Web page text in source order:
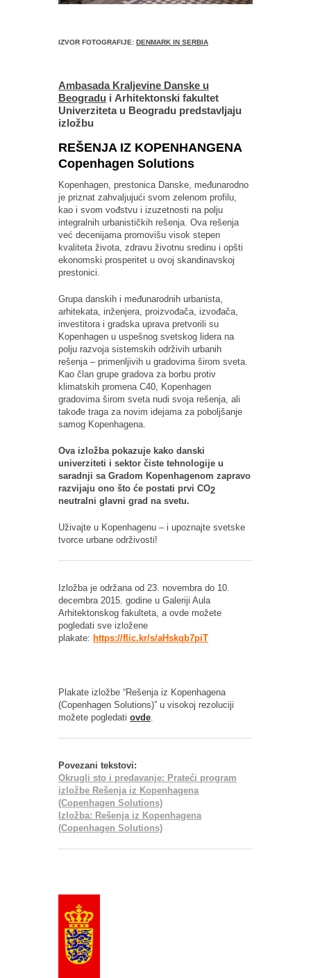
IZVOR FOTOGRAFIJE: DENMARK IN SERBIA
Ambasada Kraljevine Danske u
Beogradu i Arhitektonski fakultet
Univerziteta u Beogradu predstavljaju
izložbu
REŠENJA IZ KOPENHANGENA
Copenhagen Solutions
Kopenhagen, prestonica Danske, međunarodno
je priznat zahvaljujući svom zelenom profilu,
kao i svom vođstvu i izuzetnosti na polju
integralnih urbanističkih rešenja. Ova rešenja
već decenijama promovišu visok stepen
kvaliteta života, zdravu životnu sredinu i opšti
ekonomski prosperitet u ovoj skandinavskoj
prestonici.
Grupa danskih i međunarodnih urbanista,
arhitekata, inženjera, proizvođača, izvođača,
investitora i gradska uprava pretvorili su
Kopenhagen u uspešnog svetskog lidera na
polju razvoja sistemskih održivih urbanih
rešenja – primenljivih u gradovima širom sveta.
Kao član grupe gradova za borbu protiv
klimatskih promena C40, Kopenhagen
gradovima širom sveta nudi svoja rešenja, ali
takođe traga za novim idejama za poboljšanje
samog Kopenhagena.
Ova izložba pokazuje kako danski
univerziteti i sektor čiste tehnologije u
saradnji sa Gradom Kopenhagenom zapravo
razvijaju ono što će postati prvi CO2
neutralni glavni grad na svetu.
Uživajte u Kopenhagenu – i upoznajte svetske
tvorce urbane održivosti!
Izložba je održana od 23. novembra do 10.
decembra 2015. godine u Galeriji Aula
Arhitektonskog fakulteta, a ovde možete
pogledati sve izložene
plakate: https://flic.kr/s/aHskqb7piT
Plakate izložbe “Rešenja iz Kopenhagena
(Copenhagen Solutions)” u visokoj rezoluciji
možete pogledati ovde.
Povezani tekstovi:
Okrugli sto i predavanje: Prateći program
izložbe Rešenja iz Kopenhagena
(Copenhagen Solutions)
Izložba: Rešenja iz Kopenhagena
(Copenhagen Solutions)